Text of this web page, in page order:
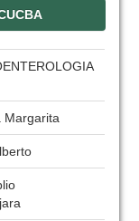
Margarita